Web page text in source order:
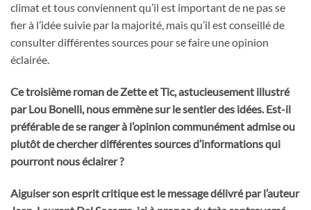
climat et tous conviennent qu’il est important de ne pas se
fier à l’idée suivie par la majorité, mais qu’il est conseillé de
consulter différentes sources pour se faire une opinion
éclairée.
Ce troisième roman de Zette et Tic, astucieusement illustré
par Lou Bonelli, nous emmène sur le sentier des idées. Est-il
préférable de se ranger à l’opinion communément admise ou
plutôt de chercher différentes sources d’informations qui
pourront nous éclairer ?
Aiguiser son esprit critique est le message délivré par l’auteur